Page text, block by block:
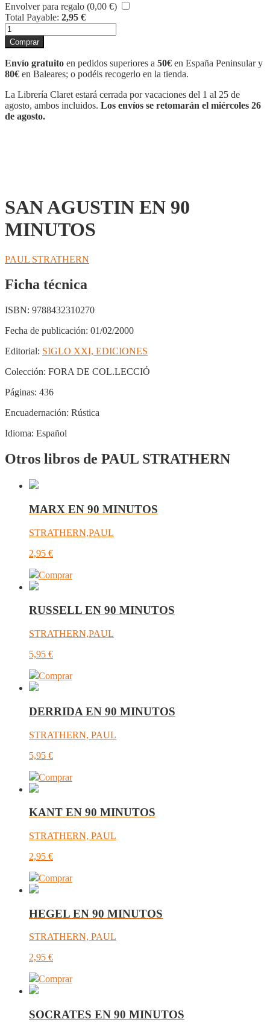
Envolver para regalo (0,00 €)
Total Payable: 2,95 €
SAN
AGUSTIN
EN
90
MINUTOS
Comprar
Envío gratuito en pedidos superiores a 50€ en España Peninsular y
80€ en Baleares; o podéis recogerlo en la tienda.
La Librería Claret estará cerrada por vacaciones del 1 al 25 de
agosto, ambos incluidos. Los envíos se retomarán el miércoles 26
de agosto.
SAN AGUSTIN EN 90
MINUTOS
PAUL STRATHERN
Ficha técnica
ISBN: 9788432310270
Fecha de publicación: 01/02/2000
Editorial: SIGLO XXI, EDICIONES
Colección: FORA DE COL.LECCIÓ
Páginas: 436
Encuadernación: Rústica
Idioma: Español
Otros libros de PAUL STRATHERN
MARX EN 90 MINUTOS
STRATHERN,PAUL
2,95 €
Comprar
RUSSELL EN 90 MINUTOS
STRATHERN,PAUL
5,95 €
Comprar
DERRIDA EN 90 MINUTOS
STRATHERN, PAUL
5,95 €
Comprar
KANT EN 90 MINUTOS
STRATHERN, PAUL
2,95 €
Comprar
HEGEL EN 90 MINUTOS
STRATHERN, PAUL
2,95 €
Comprar
SOCRATES EN 90 MINUTOS